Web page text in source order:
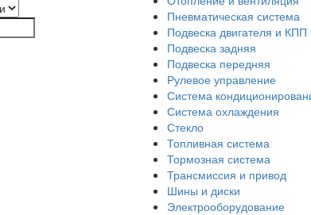
Пневматическая система
Подвеска двигателя и КПП
Подвеска задняя
Подвеска передняя
Рулевое управление
Система
Система охлаждения
Стекло
Топливная система
Тормозная система
Трансмиссия и привод
Шины и диски
Электрооборудование